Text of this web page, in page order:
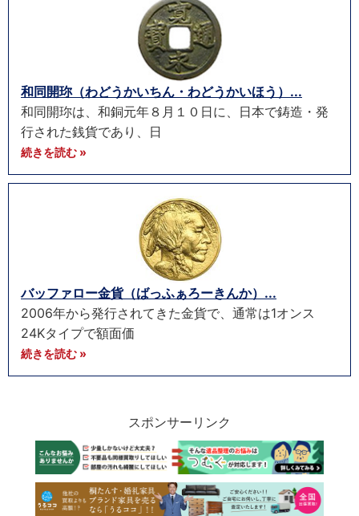
和同開珎（わどうかいちん・わどうかいほう）...
和同開珎は、和銅元年８月１０日に、日本で鋳造・発
行された銭貨であり、日
続きを読む »
バッファロー金貨（ばっふぁろーきんか）...
2006年から発行されてきた金貨で、通常は1オンス
24Kタイプで額面価
続きを読む »
スポンサーリンク